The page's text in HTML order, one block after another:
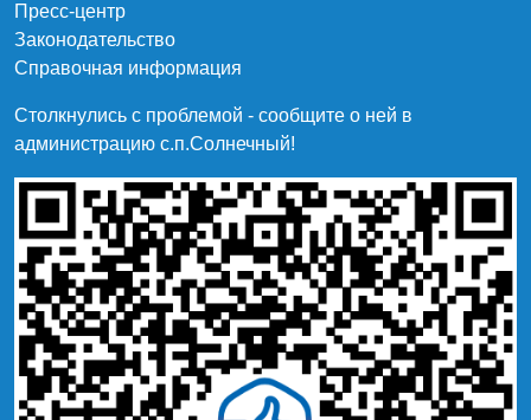
Пресс-центр
Законодательство
Справочная информация
Столкнулись с проблемой - сообщите о ней в
администрацию c.п.Солнечный!